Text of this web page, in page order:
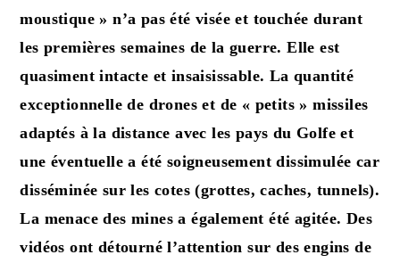
moustique » n’a pas été visée et touchée durant
les premières semaines de la guerre. Elle est
quasiment intacte et insaisissable. La quantité
exceptionnelle de drones et de « petits » missiles
adaptés à la distance avec les pays du Golfe et
une éventuelle a été soigneusement dissimulée car
disséminée sur les cotes (grottes, caches, tunnels).
La menace des mines a également été agitée. Des
vidéos ont détourné l’attention sur des engins de